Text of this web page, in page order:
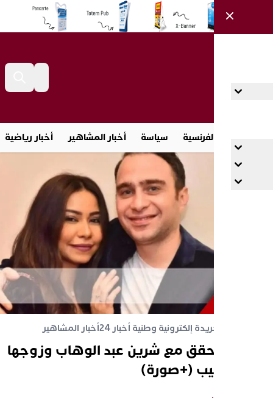
أخبار بالفرنسية سياسة أخبار المشاهير أخبار رياضية
جريدة إلكترونية وطنية أخبار 24 أخبار المشاهير
تُحقق مع شرين عبد الوهاب وزوجها
حبيب (+صورة)